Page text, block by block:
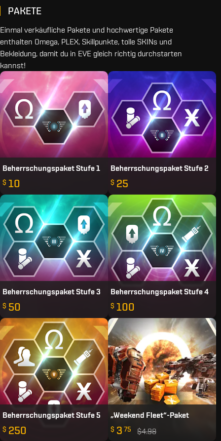
PAKETE
Einmal verkäufliche Pakete und hochwertige Pakete
enthalten Omega, PLEX, Skillpunkte, tolle SKINs und
Bekleidung, damit du in EVE gleich richtig durchstarten
kannst!
Beherrschungspaket Stufe 1
$ 10
Beherrschungspaket Stufe 2
$ 25
Beherrschungspaket Stufe 3
$ 50
Beherrschungspaket Stufe 4
$ 100
Beherrschungspaket Stufe 5
$ 250
„Weekend Fleet“-Paket
$ 3 75 $4.98